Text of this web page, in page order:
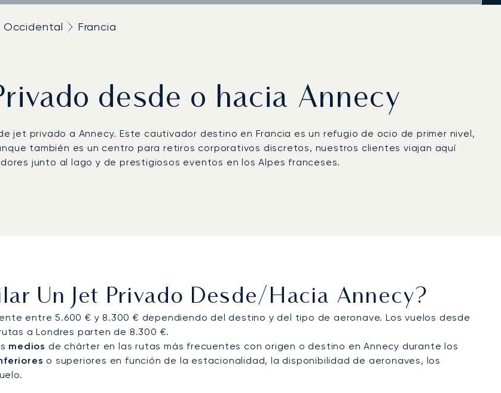
Occidental Francia
desde o hacia Annecy
jet privado a Annecy. Este cautivador destino en Francia es un refugio de ocio de primer nivel,
también es un centro para retiros corporativos discretos, nuestros clientes viajan aquí
junto al lago y de prestigiosos eventos en los Alpes franceses.
de su agenda, con la flexibilidad de despegar cuando usted lo desee. Llegará renovado,
Un Jet Privado Desde/hacia Annecy?
entre 5.600 € y 8.300 € dependiendo del destino y del tipo de aeronave. Los vuelos desde
a Londres parten de 8.300 €.
medios de chárter en las rutas más frecuentes con origen o destino en Annecy durante los
o superiores en función de la estacionalidad, la disponibilidad de aeronaves, los